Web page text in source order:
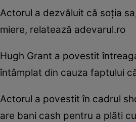
Actorul a dezvăluit că soţia
miere, relatează adevarul.ro
Hugh Grant a povestit
întâmplat din cauza faptului
Actorul a povestit în cadrul
are bani cash pentru a plăti